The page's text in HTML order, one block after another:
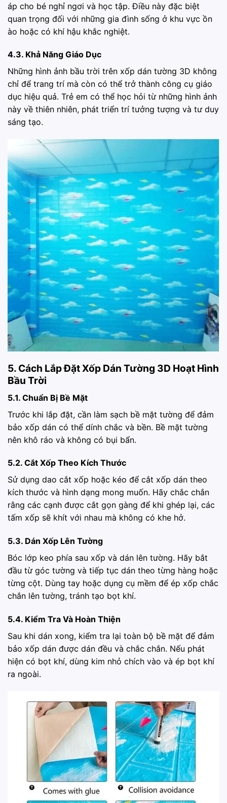
áp cho bé nghỉ ngơi và học tập. Điều này đặc biệt
quan trọng đối với những gia đình sống ở khu vực ồn
ào hoặc có khí hậu khắc nghiệt.
4.3. Khả Năng Giáo Dục
Những hình ảnh bầu trời trên xốp dán tường 3D không
chỉ để trang trí mà còn có thể trở thành công cụ giáo
dục hiệu quả. Trẻ em có thể học hỏi từ những hình ảnh
này về thiên nhiên, phát triển trí tưởng tượng và tư duy
sáng tạo.
5. Cách Lắp Đặt Xốp Dán Tường 3D Hoạt Hình
Bầu Trời
5.1. Chuẩn Bị Bề Mặt
Trước khi lắp đặt, cần làm sạch bề mặt tường để đảm
bảo xốp dán có thể dính chắc và bền. Bề mặt tường
nên khô ráo và không có bụi bẩn.
5.2. Cắt Xốp Theo Kích Thước
Sử dụng dao cắt xốp hoặc kéo để cắt xốp dán theo
kích thước và hình dạng mong muốn. Hãy chắc chắn
rằng các cạnh được cắt gọn gàng để khi ghép lại, các
tấm xốp sẽ khít với nhau mà không có khe hở.
5.3. Dán Xốp Lên Tường
Bóc lớp keo phía sau xốp và dán lên tường. Hãy bắt
đầu từ góc tường và tiếp tục dán theo từng hàng hoặc
từng cột. Dùng tay hoặc dụng cụ mềm để ép xốp chắc
chắn lên tường, tránh tạo bọt khí.
5.4. Kiểm Tra Và Hoàn Thiện
Sau khi dán xong, kiểm tra lại toàn bộ bề mặt để đảm
bảo xốp dán được dán đều và chắc chắn. Nếu phát
hiện có bọt khí, dùng kim nhỏ chích vào và ép bọt khí
ra ngoài.